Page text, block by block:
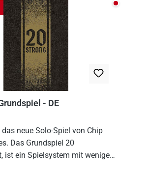
Nicht
- DE
neue Solo-Spiel von Chip
Das Grundspiel 20
ist ein Spielsystem mit wenigen,
Um es zu spielen, muss es